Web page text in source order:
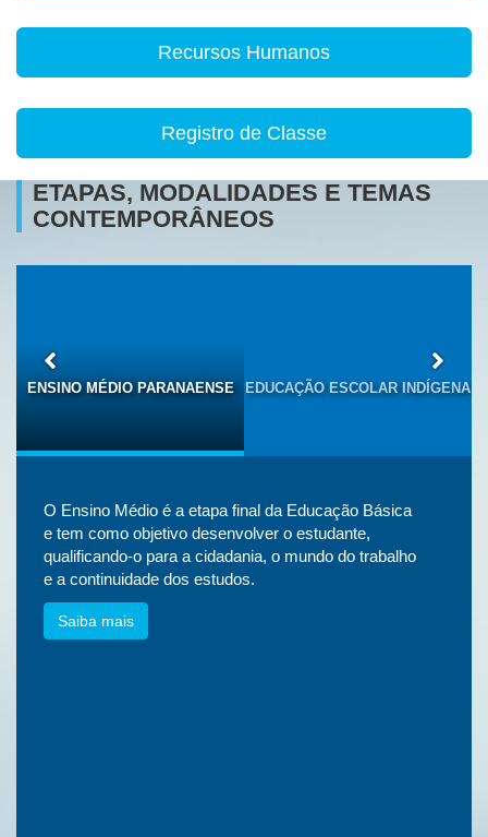
Recursos Humanos
Registro de Classe
ETAPAS, MODALIDADES E TEMAS
CONTEMPORÂNEOS
ENSINO MÉDIO PARANAENSE
EDUCAÇÃO ESCOLAR INDÍGENA
O Ensino Médio é a etapa final da Educação Básica
e tem como objetivo desenvolver o estudante,
qualificando-o para a cidadania, o mundo do trabalho
e a continuidade dos estudos.
Saiba mais